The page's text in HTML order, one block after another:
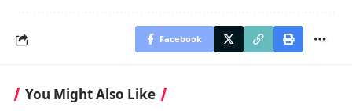
Facebook
You Might Also Like